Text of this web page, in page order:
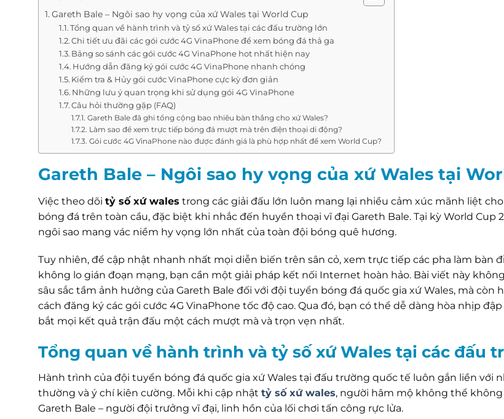
Gareth Bale – Ngôi sao hy vọng của xứ Wales tại World Cup
Tổng quan về hành trình và tỷ số xứ Wales tại các đấu trường lớn
Chi tiết ưu đãi các gói cước 4G VinaPhone để xem bóng đá thả ga
Bảng so sánh các gói cước 4G VinaPhone hot nhất hiện nay
Hướng dẫn đăng ký gói cước 4G VinaPhone nhanh chóng
Kiểm tra & Hủy gói cước VinaPhone cực kỳ đơn giản
Những lưu ý quan trọng khi sử dụng gói 4G VinaPhone
Câu hỏi thường gặp (FAQ)
Gareth Bale đã ghi tổng cộng bao nhiêu bàn thắng cho xứ Wales?
Làm sao để xem trực tiếp bóng đá mượt mà trên điện thoại di động?
Gói cước 4G VinaPhone nào được đánh giá là phù hợp nhất để xem World Cup?
Gareth Bale – Ngôi sao hy vọng của xứ Wales tại
Việc theo dõi tỷ số xứ wales trong các giải đấu lớn luôn mang lại nhiều cảm xúc mãnh liệt
bóng đá trên toàn cầu, đặc biệt khi nhắc đến huyền thoại vĩ đại Gareth Bale. Tại kỳ World Cup
ngôi sao mang vác niềm hy vọng lớn nhất của toàn đội bóng quê hương.
Tuy nhiên, để cập nhật nhanh nhất mọi diễn biến trên sân cỏ, xem trực tiếp các pha làm bàn
không lo gián đoạn mạng, bạn cần một giải pháp kết nối Internet hoàn hảo. Bài viết này
sâu sắc tầm ảnh hưởng của Gareth Bale đối với đội tuyển bóng đá quốc gia xứ Wales, mà còn
cách đăng ký các gói cước 4G VinaPhone tốc độ cao. Qua đó, bạn có thể dễ dàng hòa nhịp
bắt mọi kết quả trận đấu một cách mượt mà và trọn vẹn nhất.
Tổng quan về hành trình và tỷ số xứ Wales tại các đấu
Hành trình của đội tuyển bóng đá quốc gia xứ Wales tại đấu trường quốc tế luôn gắn liền với
thường và ý chí kiên cường. Mỗi khi cập nhật tỷ số xứ wales, người hâm mộ không thể
Gareth Bale – người đội trưởng vĩ đại, linh hồn của lối chơi tấn công rực lửa.